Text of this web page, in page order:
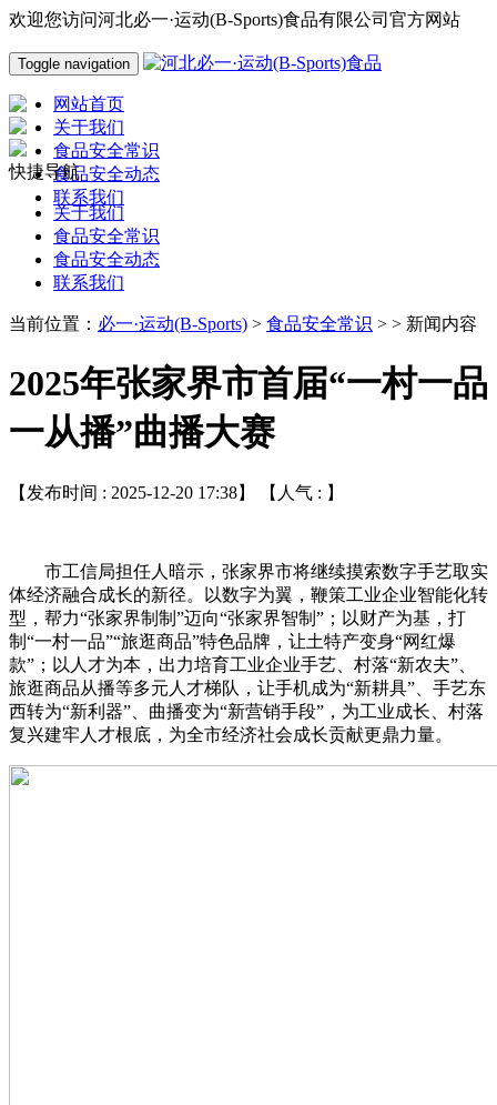
欢迎您访问河北必一·运动(B-Sports)食品有限公司官方网站
Toggle navigation
网站首页
关于我们
食品安全常识
食品安全动态
联系我们
快捷导航
关于我们
食品安全常识
食品安全动态
联系我们
当前位置： 必一·运动(B-Sports) > 食品安全常识 > > 新闻内容
2025年张家界市首届“一村一品
一从播”曲播大赛
【发布时间 : 2025-12-20 17:38】 【人气 : 】
市工信局担任人暗示，张家界市将继续摸索数字手艺取实
体经济融合成长的新径。以数字为翼，鞭策工业企业智能化转
型，帮力“张家界制制”迈向“张家界智制”；以财产为基，打
制“一村一品”“旅逛商品”特色品牌，让土特产变身“网红爆
款”；以人才为本，出力培育工业企业手艺、村落“新农夫”、
旅逛商品从播等多元人才梯队，让手机成为“新耕具”、手艺东
西转为“新利器”、曲播变为“新营销手段”，为工业成长、村落
复兴建牢人才根底，为全市经济社会成长贡献更鼎力量。